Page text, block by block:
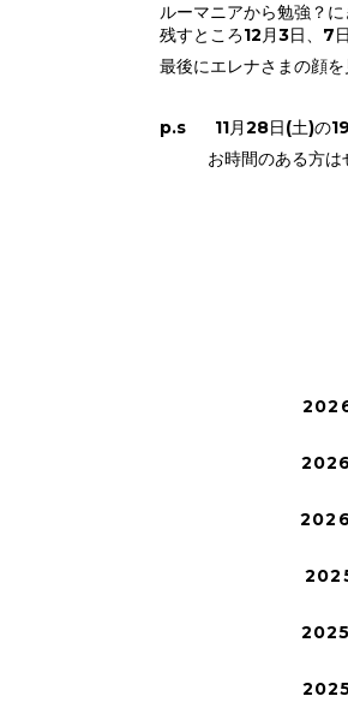
ルーマニアから勉強？
残すところ12月3日、7
最後にエレナさまの顔を
p.s 11月28日(土)の
お時間のある方はぜ